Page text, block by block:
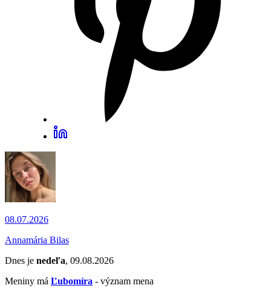
08.07.2026
Annamária Bilas
Dnes je nedeľa, 09.08.2026
Meniny má Ľubomíra - význam mena